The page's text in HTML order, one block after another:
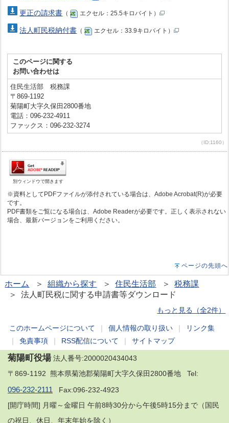
更正の請求書 （ エクセル：25.5キロバイト）
法人町民税納付書 （ エクセル：33.9キロバイト）
このページに関する
お問い合わせは
住民生活部 税務課
〒869-1192
菊陽町大字久保田2800番地
電話：096-232-4911
ファックス：096-232-3274
（ID:1160）
別ウィンドウで開きます
※資料としてPDFファイルが添付されている場合は、Adobe Acrobat(R)が必要
です。
PDF書類をご覧になる場合は、Adobe Readerが必要です。正しく表示されない
場合、最新バージョンをご利用ください。
ページの先頭へ
ホーム ＞組織から探す ＞住民生活部 ＞税務課
＞ 法人町民税に関する申請書等ダウンロード
もっと見る（全2件）
このホームページについて 個人情報の取り扱い
リンク集
免責事項 RSS配信について サイトマップ
菊陽町役場法人番号:2000020434043
〒869-1192 熊本県菊池郡菊陽町大字久保田2800番地 Tel:
096-232-2111 Fax:096-232-4923
[開庁時間] 月曜～金曜日 午前8時30分から午後5時15分まで（国民
の祝日、休日、年末年始を除く）